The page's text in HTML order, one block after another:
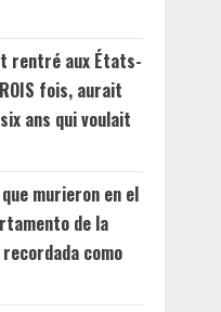
rentré aux États-
fois, aurait
ans qui voulait
murieron en el
de la
como